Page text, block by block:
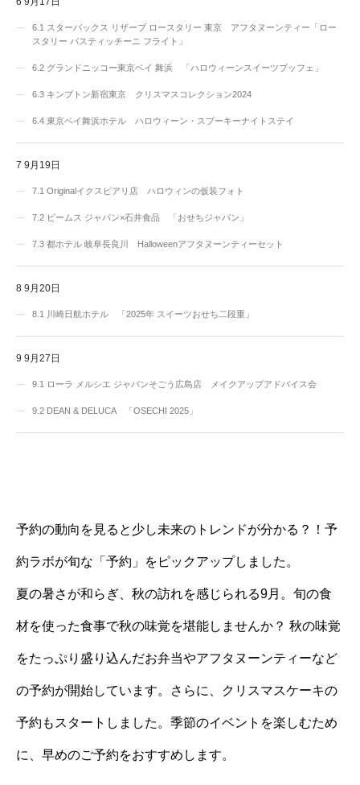
6.1
スターバックス リザーブ ロースタリー 東京 アフタヌーンティー「ロー
スタリー パスティッチーニ フライト」
6.2 グランドニッコー東京ベイ 舞浜 「ハロウィーンスイーツブッフェ」
6.3 キンプトン新宿東京 クリスマスコレクション2024
6.4 東京ベイ舞浜ホテル ハロウィーン・スプーキーナイトステイ
7 9月19日
7.1 Originalイクスピアリ店 ハロウィンの仮装フォト
7.2 ビームス ジャパン×石井食品 「おせちジャパン」
7.3 都ホテル 岐阜長良川 Halloweenアフタヌーンティーセット
8 9月20日
8.1 川崎日航ホテル 「2025年 スイーツおせち二段重」
9 9月27日
9.1 ローラ メルシエ ジャパンそごう広島店 メイクアップアドバイス会
9.2 DEAN & DELUCA 「OSECHI 2025」
予約の動向を見ると少し未来のトレンドが分かる？！予
約ラボが旬な「予約」をピックアップしました。
夏の暑さが和らぎ、秋の訪れを感じられる9月。旬の食
材を使った食事で秋の味覚を堪能しませんか？ 秋の味覚
をたっぷり盛り込んだお弁当やアフタヌーンティーなど
の予約が開始しています。さらに、クリスマスケーキの
予約もスタートしました。季節のイベントを楽しむため
に、早めのご予約をおすすめします。